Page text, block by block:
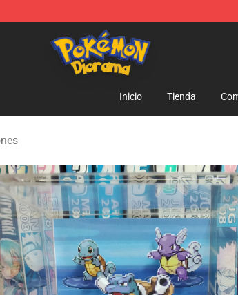
Shop - The Best Store of Pokemon Diorama
Inicio Tienda